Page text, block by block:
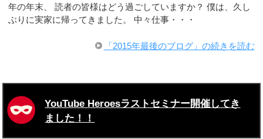
年の年末、 読者の皆様はどう過ごしていますか？ 僕は、久し
ぶりに実家に帰ってきました。 中々仕事・・・
「2015年最後のブログ」の続きを読む
YouTube Heroesラストセミナー開催してき
ました！！